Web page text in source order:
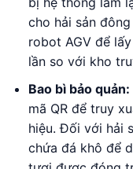
cho hải sản
robot AGV để
lần so với kho
Bao bì bảo quản:
mã QR để truy
hiệu. Đối với hải
chứa đá khô để